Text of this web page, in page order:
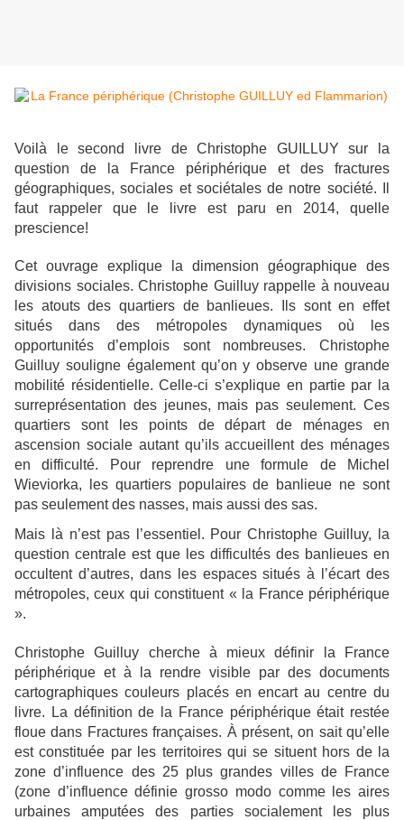
Voilà le second livre de Christophe GUILLUY sur la
question de la France périphérique et des fractures
géographiques, sociales et sociétales de notre société. Il
faut rappeler que le livre est paru en 2014, quelle
prescience!
Cet ouvrage explique la dimension géographique des
divisions sociales. Christophe Guilluy rappelle à nouveau
les atouts des quartiers de banlieues. Ils sont en effet
situés dans des métropoles dynamiques où les
opportunités d’emplois sont nombreuses. Christophe
Guilluy souligne également qu’on y observe une grande
mobilité résidentielle. Celle-ci s’explique en partie par la
surreprésentation des jeunes, mais pas seulement. Ces
quartiers sont les points de départ de ménages en
ascension sociale autant qu’ils accueillent des ménages
en difficulté. Pour reprendre une formule de Michel
Wieviorka, les quartiers populaires de banlieue ne sont
pas seulement des nasses, mais aussi des sas.
Mais là n’est pas l’essentiel. Pour Christophe Guilluy, la
question centrale est que les difficultés des banlieues en
occultent d’autres, dans les espaces situés à l’écart des
métropoles, ceux qui constituent « la France périphérique
».
Christophe Guilluy cherche à mieux définir la France
périphérique et à la rendre visible par des documents
cartographiques couleurs placés en encart au centre du
livre. La définition de la France périphérique était restée
floue dans Fractures françaises. À présent, on sait qu’elle
est constituée par les territoires qui se situent hors de la
zone d’influence des 25 plus grandes villes de France
(zone d’influence définie grosso modo comme les aires
urbaines amputées des parties socialement les plus